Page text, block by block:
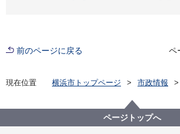
前のページに戻る ペ
現在位置 横浜市トップページ
市政情報
テクニカルショウヨコハマ2026を開
ページトップへ